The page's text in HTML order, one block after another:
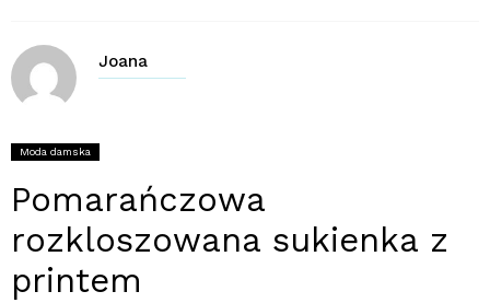
Joana
Moda damska
Pomarańczowa
rozkloszowana sukienka z
printem